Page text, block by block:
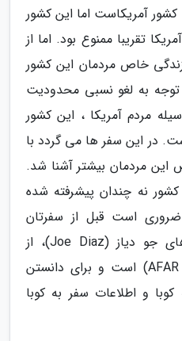
آمریکاست اما این کشور
تقریبا ممنوع بود. اما از
خاص مردمان این کشور
به لغو نسبی محدودیت
مردم آمریکا ، این کشور
در این سفر ها می گردد با
مردمان بیشتر آشنا شد.
نه چندان پیشرفته شده
ضروری است قبل از سفرتان
بدانید. این نکات توصیه های جو دیاز (Joe Diaz)، از
موسسین آفار مدیا (AFAR Media) است و برای دانستن
و اطلاعات سفر به کوبا